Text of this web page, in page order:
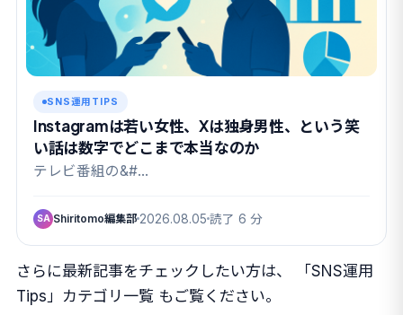
SNS運用TIPS
Instagramは若い女性、Xは独身男性、という笑
い話は数字でどこまで本当なのか
テレビ番組の&#…
SA Shiritomo編集部 2026.08.05 読了 6 分
さらに最新記事をチェックしたい方は、
「SNS運用
Tips」カテゴリ一覧 もご覧ください。